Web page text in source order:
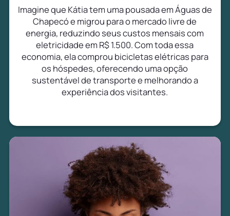
Imagine que Kátia tem uma pousada em Águas de
Chapecó e migrou para o mercado livre de
energia, reduzindo seus custos mensais com
eletricidade em R$ 1.500. Com toda essa
economia, ela comprou bicicletas elétricas para
os hóspedes, oferecendo uma opção
sustentável de transporte e melhorando a
experiência dos visitantes.